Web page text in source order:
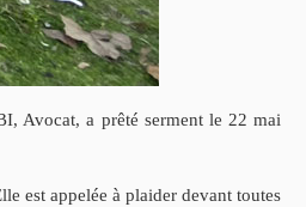
Avocat, a prêté serment le 22 mai
est appelée à plaider devant toutes